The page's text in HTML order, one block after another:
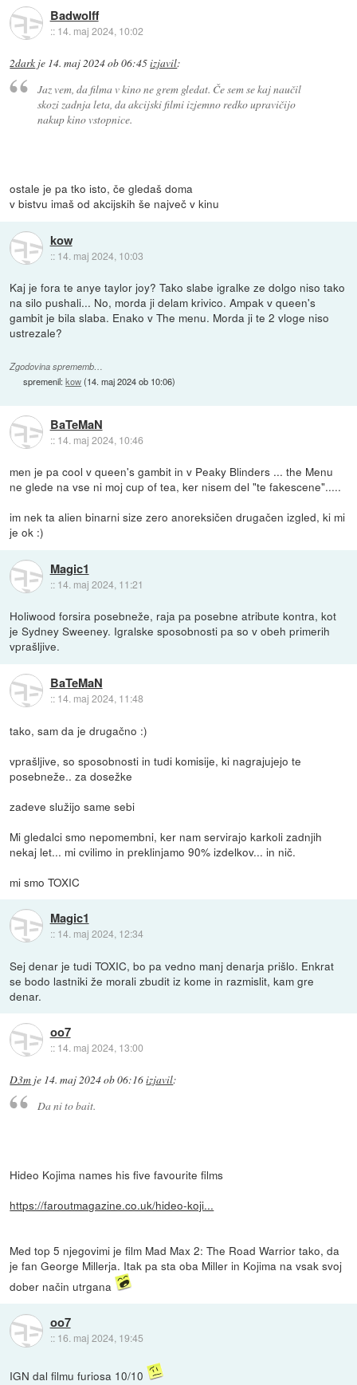
Badwolff
:: 14. maj 2024, 10:02
2dark je 14. maj 2024 ob 06:45izjavil:
Jaz vem, da filma v kino ne grem gledat. Če sem se kaj naučil
skozi zadnja leta, da akcijski filmi izjemno redko upravičijo
nakup kino vstopnice.
ostale je pa tko isto, če gledaš doma
v bistvu imaš od akcijskih še največ v kinu
kow
:: 14. maj 2024, 10:03
Kaj je fora te anye taylor joy? Tako slabe igralke ze dolgo niso tako
na silo pushali... No, morda ji delam krivico. Ampak v queen's
gambit je bila slaba. Enako v The menu. Morda ji te 2 vloge niso
ustrezale?
Zgodovina sprememb…
spremenil:kow(14. maj 2024 ob 10:06)
BaTeMaN
:: 14. maj 2024, 10:46
men je pa cool v queen's gambit in v Peaky Blinders ... the Menu
ne glede na vse ni moj cup of tea, ker nisem del "te fakescene".....
im nek ta alien binarni size zero anoreksičen drugačen izgled, ki mi
je ok :)
Magic1
:: 14. maj 2024, 11:21
Holiwood forsira posebneže, raja pa posebne atribute kontra, kot
je Sydney Sweeney. Igralske sposobnosti pa so v obeh primerih
vprašljive.
BaTeMaN
:: 14. maj 2024, 11:48
tako, sam da je drugačno :)
vprašljive, so sposobnosti in tudi komisije, ki nagrajujejo te
posebneže.. za dosežke
zadeve služijo same sebi
Mi gledalci smo nepomembni, ker nam servirajo karkoli zadnjih
nekaj let... mi cvilimo in preklinjamo 90% izdelkov... in nič.
mi smo TOXIC
Magic1
:: 14. maj 2024, 12:34
Sej denar je tudi TOXIC, bo pa vedno manj denarja prišlo. Enkrat
se bodo lastniki že morali zbudit iz kome in razmislit, kam gre
denar.
oo7
:: 14. maj 2024, 13:00
D3m je 14. maj 2024 ob 06:16izjavil:
Da ni to bait.
Hideo Kojima names his five favourite films
https://faroutmagazine.co.uk/hideo-koji...
Med top 5 njegovimi je film Mad Max 2: The Road Warrior tako, da
je fan George Millerja. Itak pa sta oba Miller in Kojima na vsak svoj
dober način utrgana
oo7
:: 16. maj 2024, 19:45
IGN dal filmu furiosa 10/10